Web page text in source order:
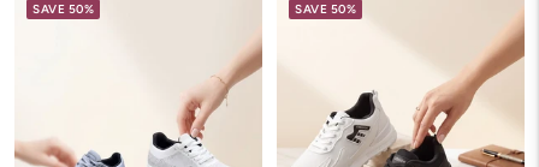
SAVE 50% SAVE 50%